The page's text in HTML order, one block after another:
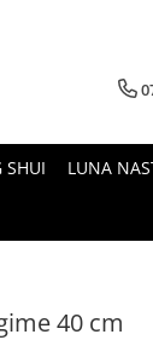
SHUI LUNA
40 cm